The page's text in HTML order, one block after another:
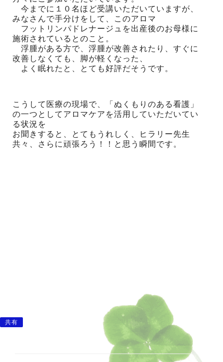
今までに１０名ほど受講いただいていますが、
みなさんで手分けをして、このアロマ
フットリンパドレナージュを出産後のお母様に
施術されているとのこと。
浮腫がある方で、浮腫が改善されたり、すぐに
改善しなくても、脚が軽くなった、
よく眠れたと、とても好評だそうです。
こうして医療の現場で、「ぬくもりのある看護」
の一つとしてアロマケアを活用していただいてい
る状況を
お聞きすると、とてもうれしく、ヒラリー先生
共々、
さらに頑張ろう！！と思う瞬間です。
共有